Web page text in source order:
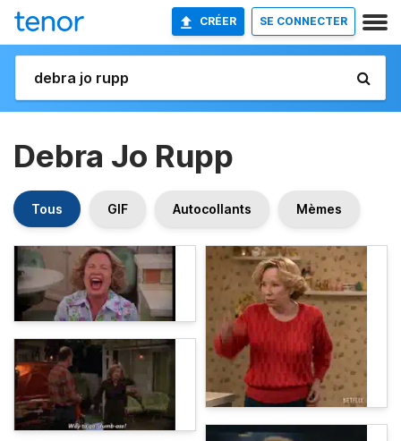
CRÉER SE CONNECTER
Debra Jo Rupp
Tous GIF Autocollants Mèmes